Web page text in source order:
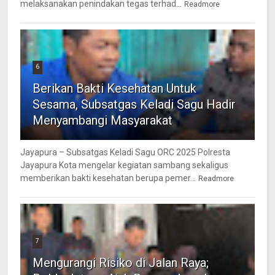
melaksanakan penindakan tegas terhad... Readmore
6
Berikan Bakti Kesehatan Untuk
Sesama, Subsatgas Keladi Sagu Hadir
Menyambangi Masyarakat
Jayapura – Subsatgas Keladi Sagu ORC 2025 Polresta
Jayapura Kota mengelar kegiatan sambang sekaligus
memberikan bakti kesehatan berupa pemer...
Readmore
7
Mengurangi Risiko di Jalan Raya;